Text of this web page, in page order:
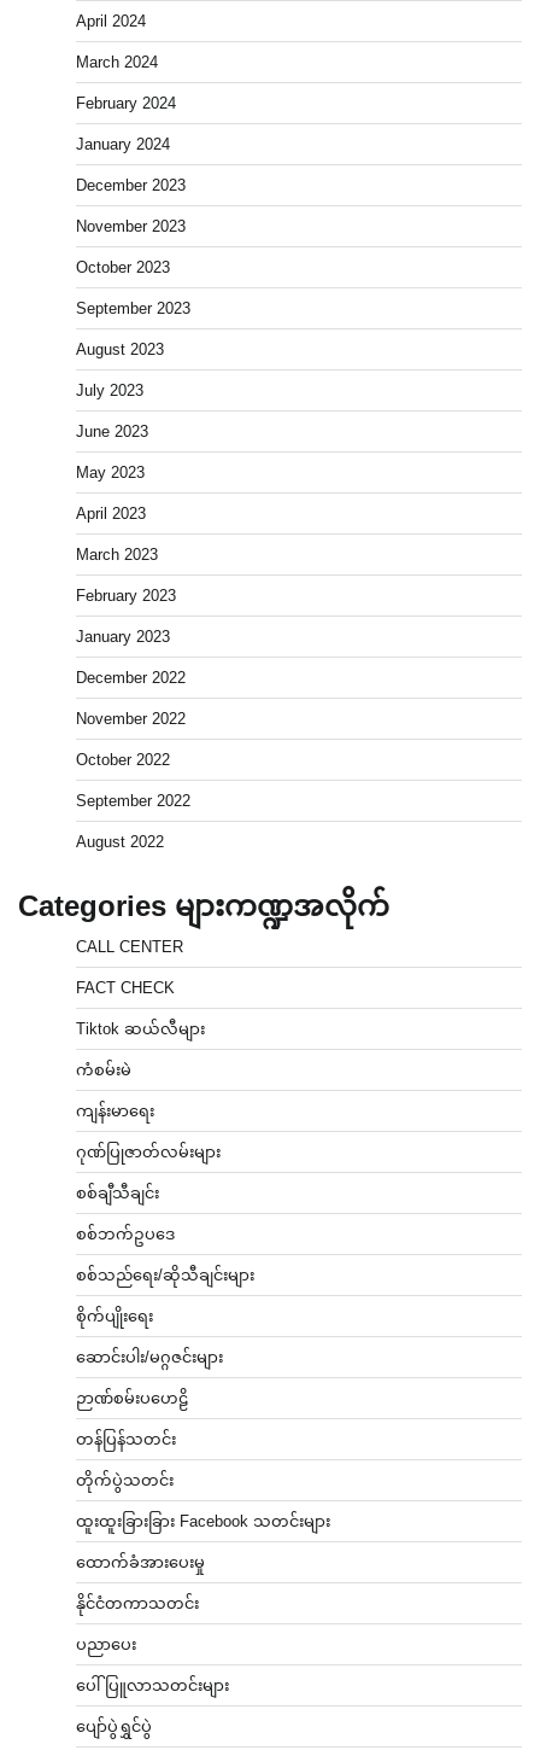
April 2024
March 2024
February 2024
January 2024
December 2023
November 2023
October 2023
September 2023
August 2023
July 2023
June 2023
May 2023
April 2023
March 2023
February 2023
January 2023
December 2022
November 2022
October 2022
September 2022
August 2022
Categories များကဏ္ဍအလိုက်
CALL CENTER
FACT CHECK
Tiktok ဆယ်လီများ
ကံစမ်းမဲ
ကျန်းမာရေး
ဂုဏ်ပြုဇာတ်လမ်းများ
စစ်ချီသီချင်း
စစ်ဘက်ဥပဒေ
စစ်သည်ရေး/ဆိုသီချင်းများ
စိုက်ပျိုးရေး
ဆောင်းပါး/မဂ္ဂဇင်းများ
ဉာဏ်စမ်းပဟေဠိ
တန်ပြန်သတင်း
တိုက်ပွဲသတင်း
ထူးထူးခြားခြား Facebook သတင်းများ
ထောက်ခံအားပေးမှု
နိုင်ငံတကာသတင်း
ပညာပေး
ပေါ်ပြူလာသတင်းများ
ပျော်ပွဲရွှင်ပွဲ